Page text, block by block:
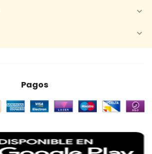


Pagos